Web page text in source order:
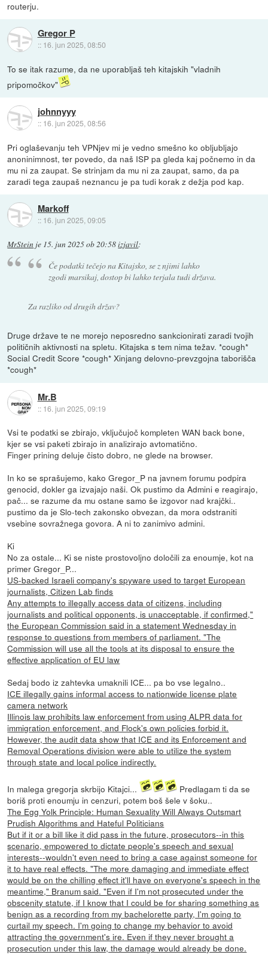
routerju.
Gregor P
:: 16. jun 2025, 08:50
To se itak razume, da ne uporabljaš teh kitajskih "vladnih
pripomočkov"
johnnyyy
:: 16. jun 2025, 08:56
Pri oglaševanju teh VPNjev mi je vedno smešno ko obljubljajo
anoninimnost, ter povedo, da naš ISP pa gleda kaj počnemo in da
mu ni za zaupat. Se strinjam da mu ni za zaupat, samo, da pa
zaradi tega zaupaš neznancu je pa tudi korak z dežja pod kap.
Markoff
:: 16. jun 2025, 09:05
MrStein je 15. jun 2025 ob 20:58izjavil:
Če podatki tečejo na Kitajsko, se z njimi lahko
zgodi marsikaj, dostop bi lahko terjala tudi država.
Za razliko od drugih držav?
Druge države te ne morejo neposredno sankcionirati zaradi tvojih
političnih aktivnosti na spletu. Kitajska s tem nima težav. *cough*
Social Credit Score *cough* Xinjang delovno-prevzgojna taborišča
*cough*
Mr.B
:: 16. jun 2025, 09:19
Vsi te podatki se zbirajo, vključujoč kompleten WAN back bone,
kjer se vsi paketi zbirajo in analizirajo avtomatično.
Finger prining deluje čisto dobro, ne glede na browser.
In ko se sprašujemo, kako Gregor_P na javnem forumu podpira
genocid, dokler ga izvajajo naši. Ok pustimo da Admini e reagirajo,
pač... se razume da mu ostane samo še izgovor nad krajčki..
pustimo da je Slo-tech zakonsko obvezan, da mora odstraniti
vsebine sovražnega govora. A ni to zanimivo admini.
Ki
No za ostale... Ki se niste prostovoljno določili za enoumje, kot na
primer Gregor_P...
US-backed Israeli company's spyware used to target European
journalists, Citizen Lab finds
Any attempts to illegally access data of citizens, including
journalists and political opponents, is unacceptable, if confirmed,"
the European Commission said in a statement Wednesday in
response to questions from members of parliament. "The
Commission will use all the tools at its disposal to ensure the
effective application of EU law
Sedaj bodo iz zahtevka umaknili ICE... pa bo vse legalno..
ICE illegally gains informal access to nationwide license plate
camera network
Illinois law prohibits law enforcement from using ALPR data for
immigration enforcement, and Flock's own policies forbid it.
However, the audit data show that ICE and its Enforcement and
Removal Operations division were able to utilize the system
through state and local police indirectly.
In malega gregorja skrbijo Kitajci...
Predlagam ti da se
boriš proti enoumju in cenzuri, potem boš šele v šoku..
The Egg Yolk Principle: Human Sexuality Will Always Outsmart
Prudish Algorithms and Hateful Politicians
But if it or a bill like it did pass in the future, prosecutors--in this
scenario, empowered to dictate people's speech and sexual
interests--wouldn't even need to bring a case against someone for
it to have real effects. "The more damaging and immediate effect
would be on the chilling effect it'll have on everyone's speech in the
meantime," Branum said. "Even if I'm not prosecuted under the
obscenity statute, if I know that I could be for sharing something as
benign as a recording from my bachelorette party, I'm going to
curtail my speech. I'm going to change my behavior to avoid
attracting the government's ire. Even if they never brought a
prosecution under this law, the damage would already be done.